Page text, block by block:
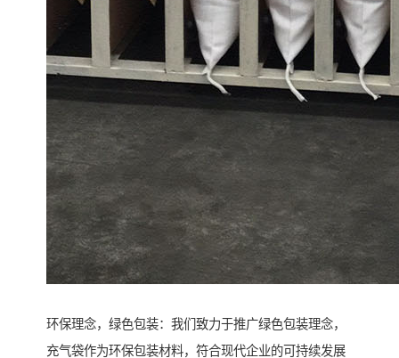
环保理念，绿色包装：我们致力于推广绿色包装理念，
充气袋作为环保包装材料，符合现代企业的可持续发展